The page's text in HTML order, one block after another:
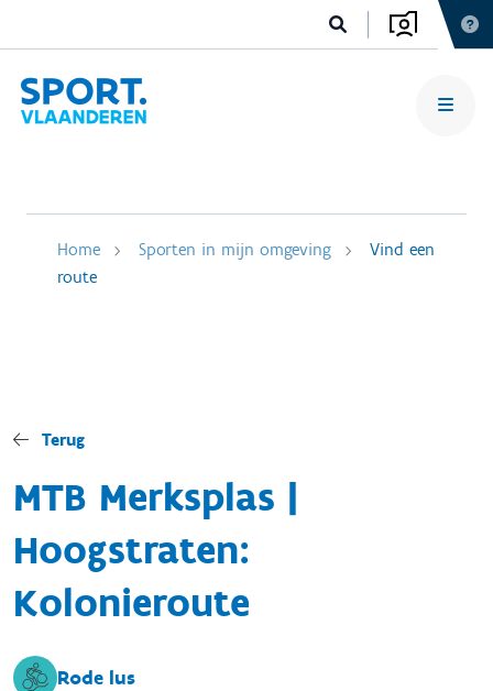
Home Sporten in mijn omgeving
Vind een
route
Terug
MTB Merksplas |
Hoogstraten:
Kolonieroute
Rode lus